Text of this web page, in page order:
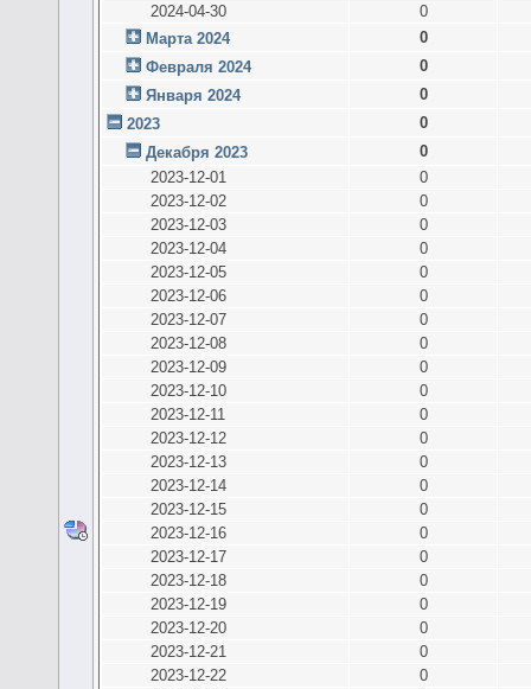
2024-04-30
0
Марта 2024
0
Февраля 2024
0
Января 2024
0
2023
0
Декабря 2023
0
2023-12-01
0
2023-12-02
0
2023-12-03
0
2023-12-04
0
2023-12-05
0
2023-12-06
0
2023-12-07
0
2023-12-08
0
2023-12-09
0
2023-12-10
0
2023-12-11
0
2023-12-12
0
2023-12-13
0
2023-12-14
0
2023-12-15
0
2023-12-16
0
2023-12-17
0
2023-12-18
0
2023-12-19
0
2023-12-20
0
2023-12-21
0
2023-12-22
0